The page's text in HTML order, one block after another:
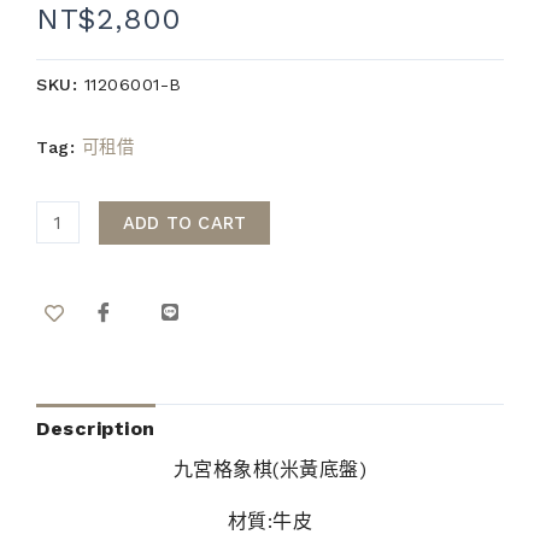
NT$2,800
SKU: 11206001-B
Tag: 可租借
ADD TO CART
Description
九宮格象棋(米黃底盤)
材質:牛皮